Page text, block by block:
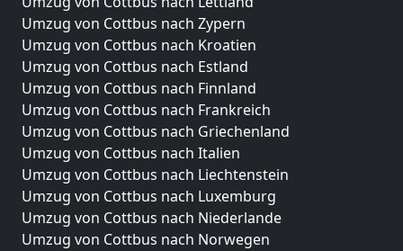
Umzug von Cottbus nach Zypern
Umzug von Cottbus nach Kroatien
Umzug von Cottbus nach Estland
Umzug von Cottbus nach Finnland
Umzug von Cottbus nach Frankreich
Umzug von Cottbus nach Griechenland
Umzug von Cottbus nach Italien
Umzug von Cottbus nach Liechtenstein
Umzug von Cottbus nach Luxemburg
Umzug von Cottbus nach Niederlande
Umzug von Cottbus nach Norwegen